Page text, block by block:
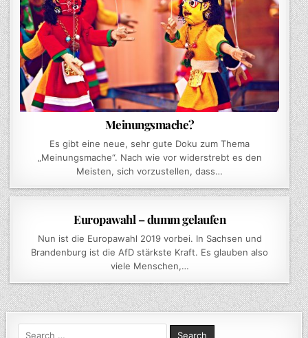
Meinungsmache?
Es gibt eine neue, sehr gute Doku zum Thema
„Meinungsmache“. Nach wie vor widerstrebt es den
Meisten, sich vorzustellen, dass…
AUTHOR:
DER_BESSERWISSER PUBLISHED
DATE:
1. JUNI 2019 LEAVE A COMMENT
DUMM
GELAUFEN
Europawahl – dumm gelaufen
Nun ist die Europawahl 2019 vorbei. In Sachsen und
Brandenburg ist die AfD stärkste Kraft. Es glauben also
viele Menschen,…
Search